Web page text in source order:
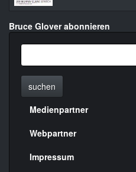
Bruce Glover abonnieren
suchen
Menülinks
rechte
Seite
Medienpartner
Webpartner
Impressum